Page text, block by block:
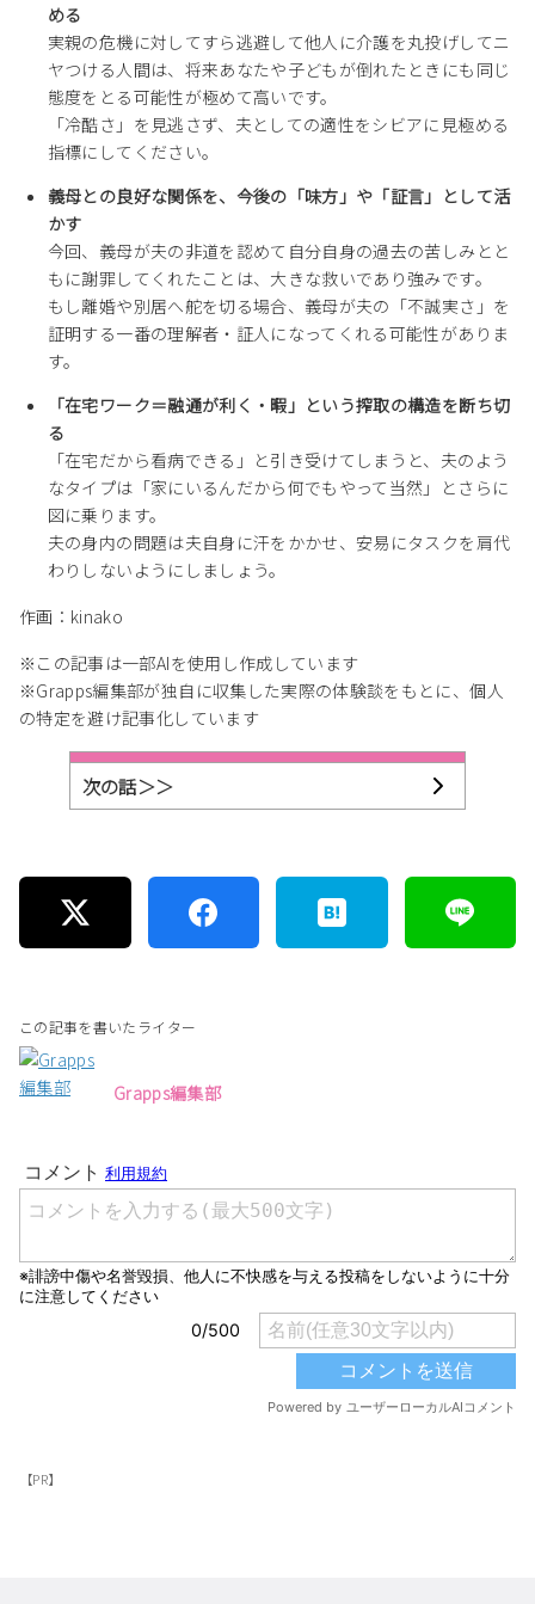
める
実親の危機に対してすら逃避して他人に介護を丸投げしてニ
ヤつける人間は、将来あなたや子どもが倒れたときにも同じ
態度をとる可能性が極めて高いです。
「冷酷さ」を見逃さず、夫としての適性をシビアに見極める
指標にしてください。
義母との良好な関係を、今後の「味方」や「証言」として活
かす
今回、義母が夫の非道を認めて自分自身の過去の苦しみとと
もに謝罪してくれたことは、大きな救いであり強みです。
もし離婚や別居へ舵を切る場合、義母が夫の「不誠実さ」を
証明する一番の理解者・証人になってくれる可能性がありま
す。
「在宅ワーク＝融通が利く・暇」という搾取の構造を断ち切
る
「在宅だから看病できる」と引き受けてしまうと、夫のよう
なタイプは「家にいるんだから何でもやって当然」とさらに
図に乗ります。
夫の身内の問題は夫自身に汗をかかせ、安易にタスクを肩代
わりしないようにしましょう。
作画：kinako
※この記事は一部AIを使用し作成しています
※Grapps編集部が独自に収集した実際の体験談をもとに、個人
の特定を避け記事化しています
次の話＞＞
この記事を書いたライター
Grapps編集部
【PR】